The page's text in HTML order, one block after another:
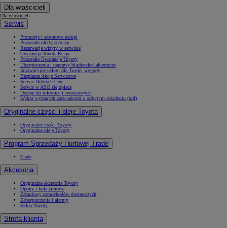
Dla właścicieli
Dla właścicieli
Serwis
Promocje i sezonowe usługi
Pozostałe oferty serwisu
Rezerwacja wizyty w serwisie
Gwarancja Toyota Relax
Pozostałe Gwarancje Toyoty
Ubezpieczenia i naprawy blacharsko-lakiernicze
Innowacyjne usługi dla Twojej wygody
Bezpłatne Akcje Serwisowe
Serwis Dobrych Cen
Serwis w ASO się opłaca
Dostęp do informacji serwisowych
Wykaz wydanych zaświadczeń o odbytym szkoleniu (pdf)
Oryginalne części i oleje Toyota
Oryginalne części Toyoty
Oryginalne oleje Toyoty
Program Sprzedaży Hurtowej Trade
Trade
Akcesoria
Oryginalne akcesoria Toyoty
Opony i koła zimowe
Zabudowy samochodów dostawczych
Zabezpieczenia i alarmy
Sklep Toyoty
Strefa klienta